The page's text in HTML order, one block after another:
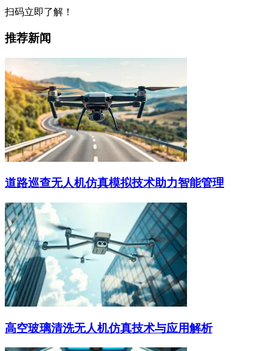
扫码立即了解！
推荐新闻
道路巡查无人机仿真模拟技术助力智能管理
高空玻璃清洗无人机仿真技术与应用解析